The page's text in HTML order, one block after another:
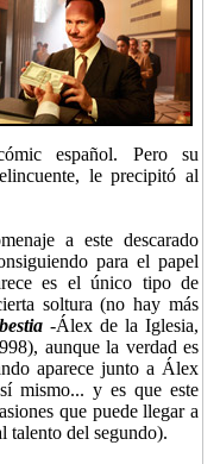
español. Pero su
le precipitó al
a este descarado
para el papel
es el único tipo de
soltura (no hay más
-Álex de la Iglesia,
aunque la verdad es
aparece junto a Álex
mismo... y es que este
que puede llegar a
talento del segundo).